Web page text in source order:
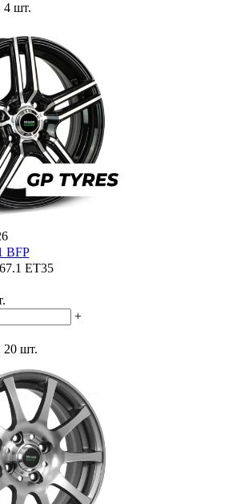
4 шт.
BFP
ET35
+
20 шт.